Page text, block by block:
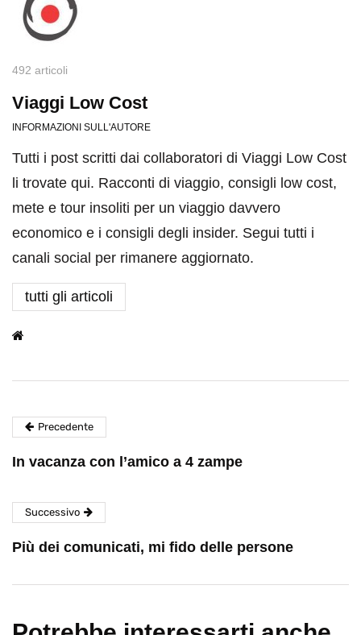
492 articoli
Viaggi Low Cost
INFORMAZIONI SULL'AUTORE
Tutti i post scritti dai collaboratori di Viaggi Low Cost
li trovate qui. Racconti di viaggio, consigli low cost,
mete e tour insoliti per un viaggio davvero
economico e i consigli degli insider. Segui tutti i
canali social per rimanere aggiornato.
tutti gli articoli
Precedente
In vacanza con l’amico a 4 zampe
Successivo
Più dei comunicati, mi fido delle persone